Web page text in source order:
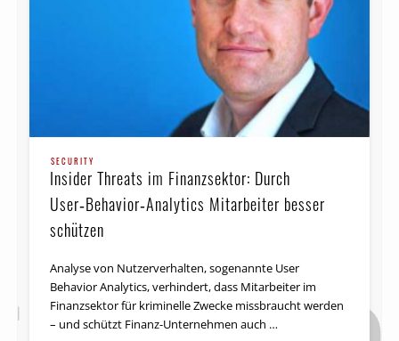
SECURITY
Insider Threats im Finanzsektor: Durch
User‑Behavior‑Analytics Mitarbeiter besser
schützen
Analyse von Nutzerverhalten, sogenannte User
Behavior Analytics, verhindert, dass Mitarbeiter im
Finanzsektor für kriminelle Zwecke missbraucht werden
– und schützt Finanz-Unternehmen auch …